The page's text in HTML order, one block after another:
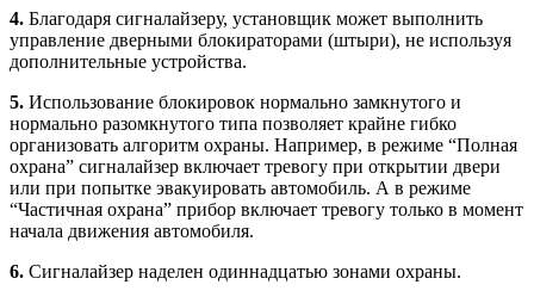
4. Благодаря сигналайзеру, установщик может выполнить
управление дверными блокираторами (штыри), не используя
дополнительные устройства.
5. Использование блокировок нормально замкнутого и
нормально разомкнутого типа позволяет крайне гибко
организовать алгоритм охраны. Например, в режиме “Полная
охрана” сигналайзер включает тревогу при открытии двери
или при попытке эвакуировать автомобиль. А в режиме
“Частичная охрана” прибор включает тревогу только в момент
начала движения автомобиля.
6. Сигналайзер наделен одиннадцатью зонами охраны.